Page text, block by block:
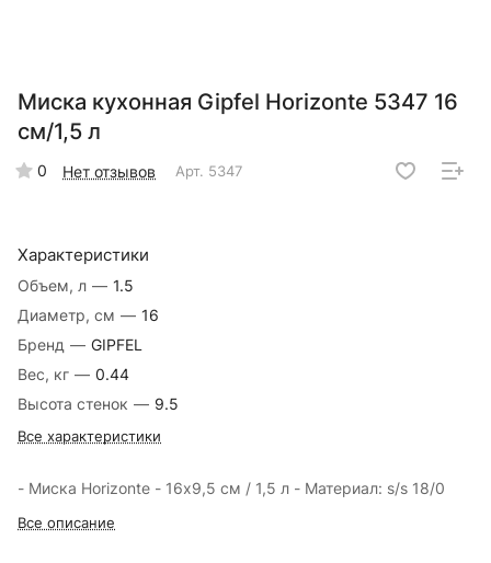
Миска кухонная Gipfel Horizonte 5347 16
см/1,5 л
0 Нет отзывов Арт. 5347
Характеристики
Объем, л — 1.5
Диаметр, см — 16
Бренд — GIPFEL
Вес, кг — 0.44
Высота стенок — 9.5
Все характеристики
- Миска Horizonte - 16х9,5 см / 1,5 л - Материал: s/s 18/0
Все описание